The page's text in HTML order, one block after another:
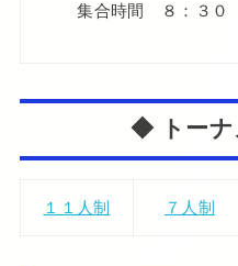
集合時間 ８：３
◆ トー
１１人制 ７人制